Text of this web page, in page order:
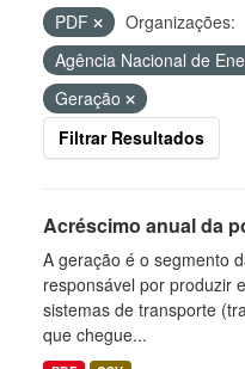
PDF
Organizações:
Agência Nacional de
Geração
Filtrar Resultados
Acréscimo anual da
A geração é o segmento
responsável por produzir
sistemas de transporte
que chegue...